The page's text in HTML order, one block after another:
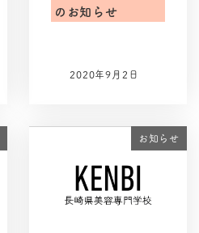
のお知らせ
2020年9月2日
お知らせ